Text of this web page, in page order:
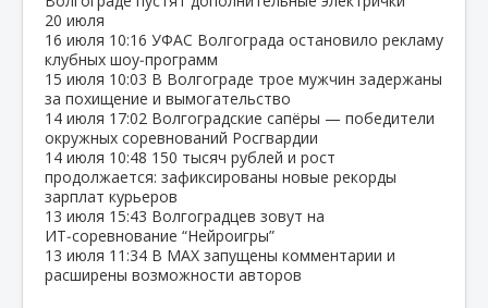
20 июля
16 июля 10:16 УФАС Волгограда остановило рекламу
клубных шоу‑программ
15 июля 10:03 В Волгограде трое мужчин задержаны
за похищение и вымогательство
14 июля 17:02 Волгоградские сапёры — победители
окружных соревнований Росгвардии
14 июля 10:48 150 тысяч рублей и рост
продолжается: зафиксированы новые рекорды
зарплат курьеров
13 июля 15:43 Волгоградцев зовут на
ИТ‑соревнование “Нейроигры”
13 июля 11:34 В МАХ запущены комментарии и
расширены возможности авторов